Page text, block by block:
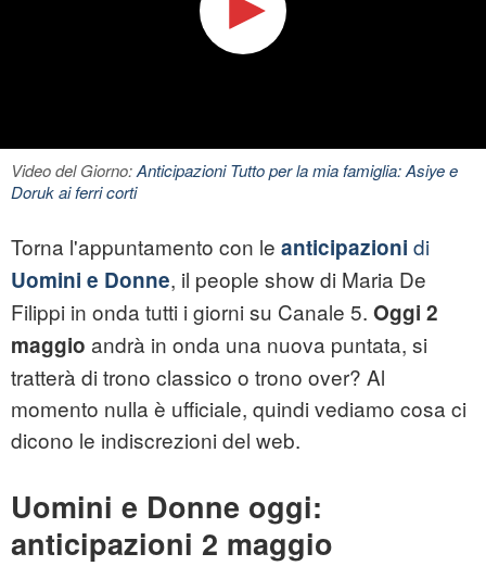
Video del Giorno:Anticipazioni Tutto per la mia famiglia: Asiye e
Doruk ai ferri corti
Torna l'appuntamento con le anticipazioni di
Uomini e Donne, il people show di Maria De
Filippi in onda tutti i giorni su Canale 5. Oggi 2
maggio andrà in onda una nuova puntata, si
tratterà di trono classico o trono over? Al
momento nulla è ufficiale, quindi vediamo cosa ci
dicono le indiscrezioni del web.
Uomini e Donne oggi:
anticipazioni 2 maggio